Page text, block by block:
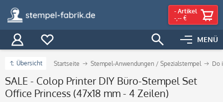
MENÜ
- Artikel
-,-- €
Übersicht Startseite Stempel-Anwendungen / Spezialstempel Do
SALE - Colop Printer DIY Büro-Stempel Set
Office Princess (47x18 mm - 4 Zeilen)